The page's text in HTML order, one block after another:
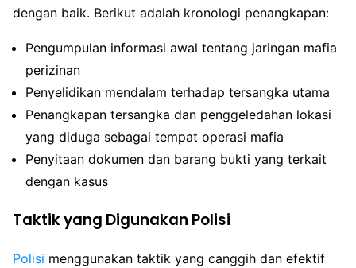
dengan baik. Berikut adalah kronologi penangkapan:
Pengumpulan informasi awal tentang jaringan mafia
perizinan
Penyelidikan mendalam terhadap tersangka utama
Penangkapan tersangka dan penggeledahan lokasi
yang diduga sebagai tempat operasi mafia
Penyitaan dokumen dan barang bukti yang terkait
dengan kasus
Taktik yang Digunakan Polisi
Polisi menggunakan taktik yang canggih dan efektif